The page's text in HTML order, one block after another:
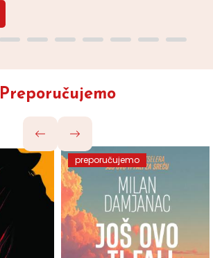
Preporučujemo
preporučujemo